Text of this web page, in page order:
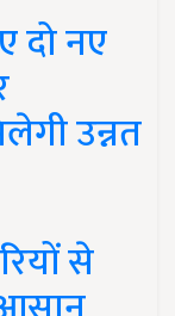
दो नए
उन्नत
से